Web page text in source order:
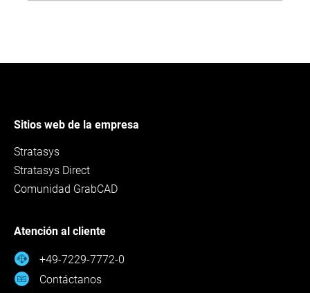
Sitios web de la empresa
Stratasys
Stratasys Direct
Comunidad GrabCAD
Atención al cliente
+49-7229-7772-0
Contáctanos